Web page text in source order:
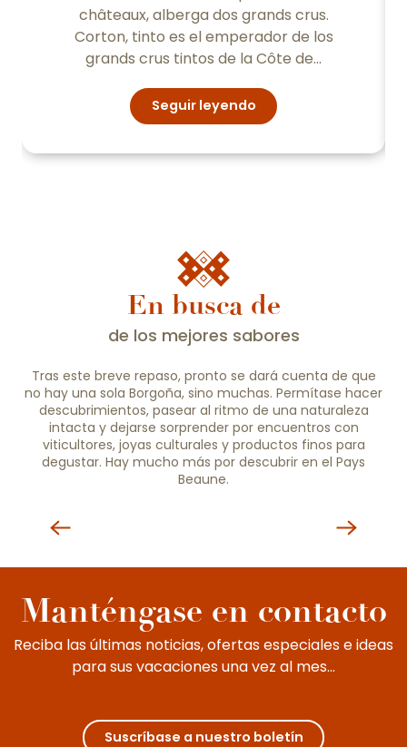
châteaux, alberga dos grands crus.
Corton, tinto es el emperador de los
grands crus tintos de la Côte de...
Seguir leyendo
En busca de
de los mejores sabores
Tras este breve repaso, pronto se dará cuenta de que
no hay una sola Borgoña, sino muchas. Permítase hacer
descubrimientos, pasear al ritmo de una naturaleza
intacta y dejarse sorprender por encuentros con
viticultores, joyas culturales y productos finos para
degustar. Hay mucho más por descubrir en el Pays
Beaune.
6 grandes eventos para disfrutar del
vino de Borgoña
pueden degustar los mejores grands crus
intercambios y cultura, la región...
Manténgase en contacto
Reciba las últimas noticias, ofertas especiales e ideas
para sus vacaciones una vez al mes...
Suscríbase a nuestro boletín